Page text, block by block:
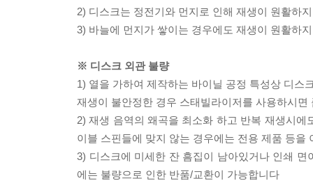
2) 디스크는 정전기와 먼지로 인해 재생이 원활하
3) 바늘에 먼지가 쌓이는 경우에도 재생이 원활하
※ 디스크 외관 불량
1) 열을 가하여 제작하는 바이닐 공정 특성상 디스
재생이 불안정한 경우 스태빌라이저를 사용하시
2) 재생 음역의 왜곡을 최소화 하고 반복 재생시
이블 스핀들에 맞지 않는 경우에는 전용 제품 등
3) 디스크에 미세한 잔 흠집이 남아있거나 인쇄
에는 불량으로 인한 반품/교환이 가능합니다